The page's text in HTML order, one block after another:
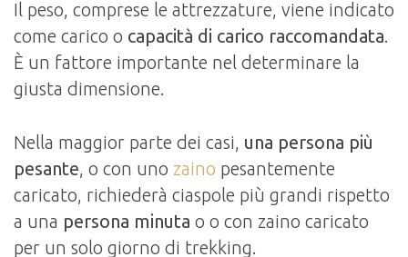
Il peso, comprese le attrezzature, viene indicato
come carico o capacità di carico raccomandata.
È un fattore importante nel determinare la
giusta dimensione.
Nella maggior parte dei casi, una persona più
pesante, o con uno zaino pesantemente
caricato, richiederà ciaspole più grandi rispetto
a una persona minuta o o con zaino caricato
per un solo giorno di trekking.